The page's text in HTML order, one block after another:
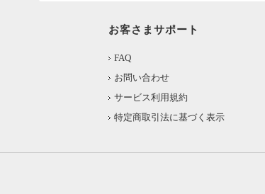
お客さまサポート
FAQ
お問い合わせ
サービス利用規約
特定商取引法に基づく表示